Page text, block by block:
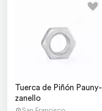
Tuerca de Piñón Pauny-
zanello